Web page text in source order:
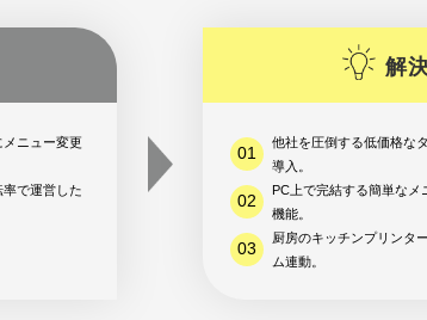
ニュー変更
で運営した
解
他社を圧倒する低価格な
導入。
PC上で完結する簡単なメ
機能。
厨房のキッチンプリンタ
ム連動。